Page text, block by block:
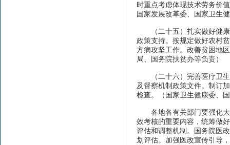
时重点考虑体现技术劳务价
国家发展改革委、国家卫生
（二十五）扎实做好健康
政策支持。按规定做好农村
方病攻坚工作。改善贫困地
局、国务院扶贫办等负责）
（二十六）完善医疗卫生
及督察机制政策文件。制订
检查。（国家卫生健康委、
各地各有关部门要强化大
效考核的重要内容，统筹做
评估和调整机制。国务院医
划评估。加强医改宣传引导